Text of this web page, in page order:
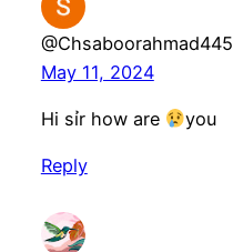
@Chsaboorahmad445
May 11, 2024
Hi sỉr how are you
Reply